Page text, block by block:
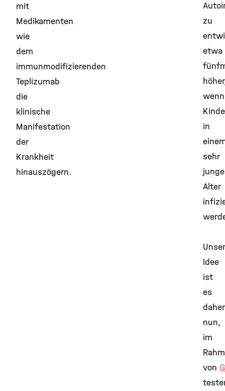
mit
Medikamenten
wie
dem
immunmodifizierenden
Teplizumab
die
klinische
Manifestation
der
Krankheit
hinauszögern.
zu
etwa
wenn
in
sehr
Alter
Idee
ist
es
daher
nun,
im
von